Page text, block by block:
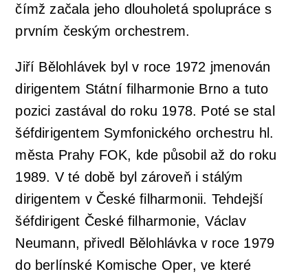
čímž začala jeho dlouholetá spolupráce s
prvním českým orchestrem.
Jiří Bělohlávek byl v roce 1972 jmenován
dirigentem Státní filharmonie Brno a tuto
pozici zastával do roku 1978. Poté se stal
šéfdirigentem Symfonického orchestru hl.
města Prahy FOK, kde působil až do roku
1989. V té době byl zároveň i stálým
dirigentem v České filharmonii. Tehdejší
šéfdirigent České filharmonie, Václav
Neumann, přivedl Bělohlávka v roce 1979
do berlínské Komische Oper, ve které